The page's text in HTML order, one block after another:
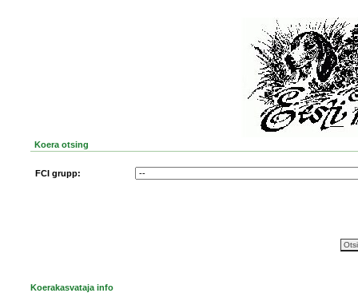
Koera otsing
FCI grupp:
Koerakasvataja info